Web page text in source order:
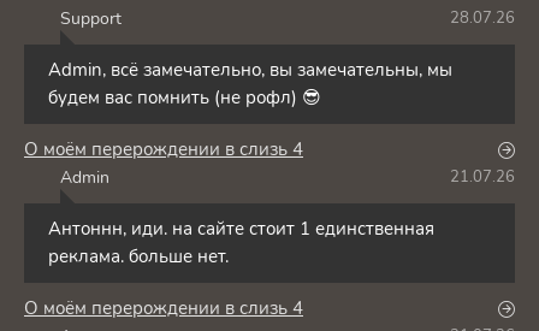
Support 28.07.26
Admin, всё замечательно, вы замечательны, мы
будем вас помнить (не рофл) 😎
О моём перерождении в слизь 4
Admin 21.07.26
Антоннн, иди. на сайте стоит 1 единственная
реклама. больше нет.
О моём перерождении в слизь 4